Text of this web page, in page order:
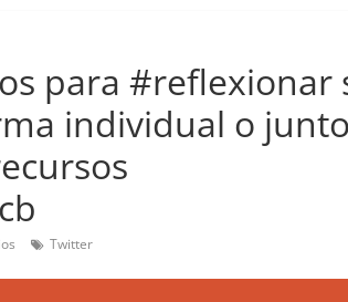
para #reflexionar
individual o
Twitter